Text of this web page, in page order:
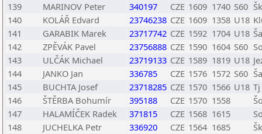
139
MARINOV Peter 340197 CZE 1609 1740 S60
140
KOLÁŘ Edvard 23746238 CZE 1609 1358 U18
141
GARABIK Marek 23717742 CZE 1592 1704 U18
142
ZPĚVÁK Pavel 23756888 CZE 1590 1604 S60
143
ULČÁK Michael 23719133 CZE 1589 1819 U18
144
JANKO Jan 336785 CZE 1576 1572 S60
145
BUCHTA Josef 23718285 CZE 1570 1566 U18
146
ŠTĚRBA Bohumír 395188 CZE 1570 1558
147
HALAMÍČEK Radek 371815 CZE 1568 1615
148
JUCHELKA Petr 336920 CZE 1564 1685